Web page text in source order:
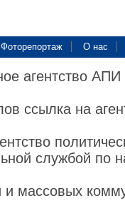
Фоторепортаж О нас
агентство
ссылка на
службой по
массовых